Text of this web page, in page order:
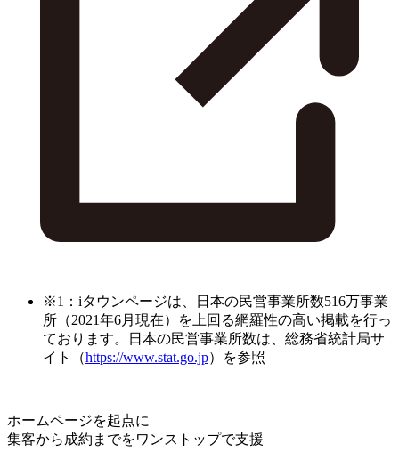
※1：iタウンページは、日本の民営事業所数516万事業
所（2021年6月現在）を上回る網羅性の高い掲載を行っ
ております。日本の民営事業所数は、総務省統計局サ
イト（https://www.stat.go.jp）を参照
ホームページを起点に
集客から成約までをワンストップで支援